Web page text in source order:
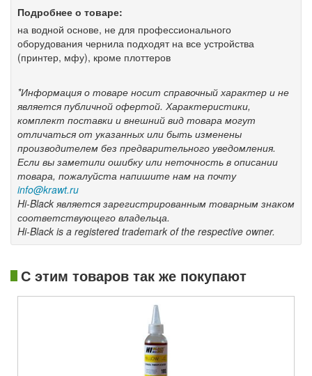
Подробнее о товаре:
на водной основе, не для профессионального
оборудования чернила подходят на все устройства
(принтер, мфу), кроме плоттеров
*Информация о товаре носит справочный характер и не
является публичной офертой. Характеристики,
комплект поставки и внешний вид товара могут
отличаться от указанных или быть изменены
производителем без предварительного уведомления.
Если вы заметили ошибку или неточность в описании
товара, пожалуйста напишите нам на почту
info@krawt.ru
Hi-Black является зарегистрированным товарным знаком
соответствующего владельца.
Hi-Black is a registered trademark of the respective owner.
С этим товаров так же покупают